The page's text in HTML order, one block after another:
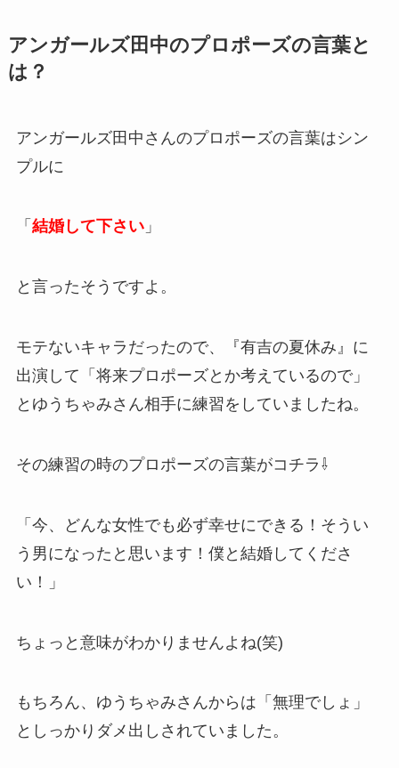
アンガールズ田中のプロポーズの言葉と
は？
アンガールズ田中さんのプロポーズの言葉はシン
プルに
「 結婚して下さい」
と言ったそうですよ。
モテないキャラだったので、『有吉の夏休み』に
出演して「将来プロポーズとか考えているので」
とゆうちゃみさん相手に練習をしていましたね。
その練習の時のプロポーズの言葉がコチラ⇩
「今、どんな女性でも必ず幸せにできる！そうい
う男になったと思います！僕と結婚してくださ
い！」
ちょっと意味がわかりませんよね(笑)
もちろん、ゆうちゃみさんからは「無理でしょ」
としっかりダメ出しされていました。